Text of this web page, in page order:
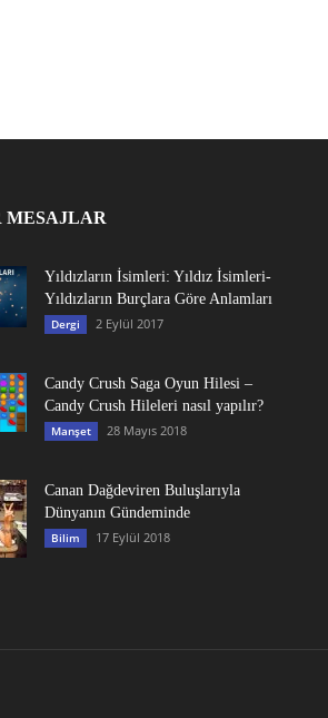
MESAJLAR
Yıldızların İsimleri: Yıldız İsimleri-
Yıldızların Burçlara Göre Anlamları
Dergi 2 Eylül 2017
Candy Crush Saga Oyun Hilesi –
Candy Crush Hileleri nasıl yapılır?
Manşet 28 Mayıs 2018
Canan Dağdeviren Buluşlarıyla
Dünyanın Gündeminde
Bilim 17 Eylül 2018